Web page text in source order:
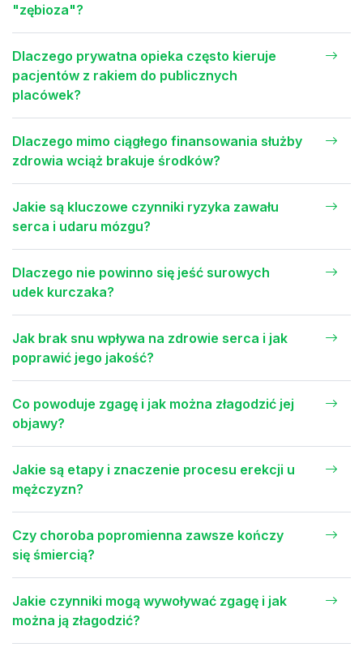
"zębioza"?
Dlaczego prywatna opieka często kieruje
pacjentów z rakiem do publicznych
placówek?
Dlaczego mimo ciągłego finansowania służby
zdrowia wciąż brakuje środków?
Jakie są kluczowe czynniki ryzyka zawału
serca i udaru mózgu?
Dlaczego nie powinno się jeść surowych
udek kurczaka?
Jak brak snu wpływa na zdrowie serca i jak
poprawić jego jakość?
Co powoduje zgagę i jak można złagodzić jej
objawy?
Jakie są etapy i znaczenie procesu erekcji u
mężczyzn?
Czy choroba popromienna zawsze kończy
się śmiercią?
Jakie czynniki mogą wywoływać zgagę i jak
można ją złagodzić?